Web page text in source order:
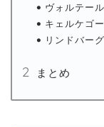
ヴォルテール
キェルケゴ
リンドバーグ
まとめ